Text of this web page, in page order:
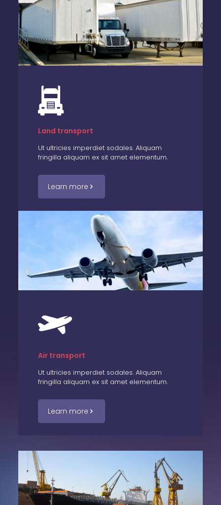
Land transport
Ut ultricies imperdiet sodales. Aliquam
fringilla aliquam ex sit amet elementum.
Learn more
Air transport
Ut ultricies imperdiet sodales. Aliquam
fringilla aliquam ex sit amet elementum.
Learn more